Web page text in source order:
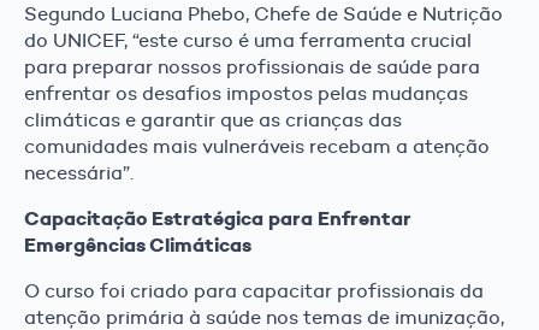
Segundo Luciana Phebo, Chefe de Saúde e Nutrição
do UNICEF, “este curso é uma ferramenta crucial
para preparar nossos profissionais de saúde para
enfrentar os desafios impostos pelas mudanças
climáticas e garantir que as crianças das
comunidades mais vulneráveis recebam a atenção
necessária”.
Capacitação Estratégica para Enfrentar
Emergências Climáticas
O curso foi criado para capacitar profissionais da
atenção primária à saúde nos temas de imunização,